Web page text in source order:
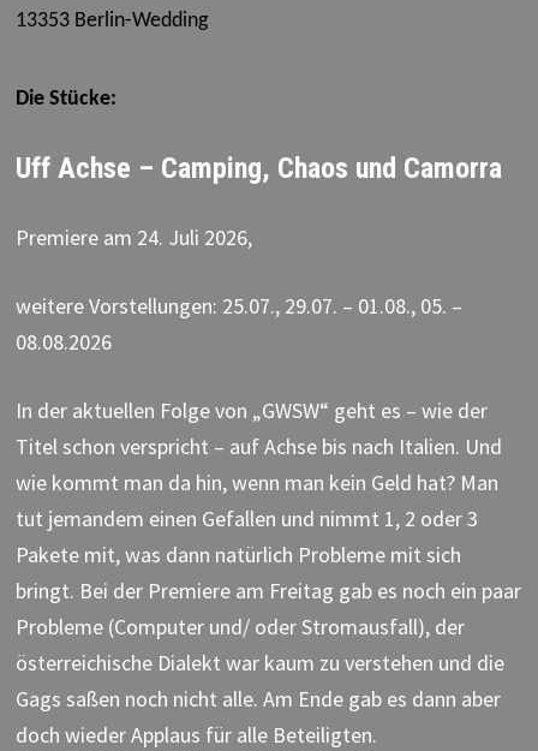
13353 Berlin-Wedding
Die Stücke:
Uff Achse – Camping, Chaos und Camorra
Premiere am 24. Juli 2026,
weitere Vorstellungen: 25.07., 29.07. – 01.08., 05. –
08.08.2026
In der aktuellen Folge von „GWSW“ geht es – wie der
Titel schon verspricht – auf Achse bis nach Italien. Und
wie kommt man da hin, wenn man kein Geld hat? Man
tut jemandem einen Gefallen und nimmt 1, 2 oder 3
Pakete mit, was dann natürlich Probleme mit sich
bringt. Bei der Premiere am Freitag gab es noch ein paar
Probleme (Computer und/ oder Stromausfall), der
österreichische Dialekt war kaum zu verstehen und die
Gags saßen noch nicht alle. Am Ende gab es dann aber
doch wieder Applaus für alle Beteiligten.